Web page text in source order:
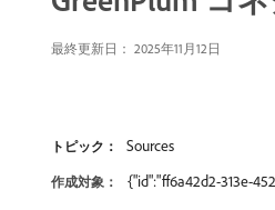
最終更新日： 2025年11月12日
トピック： Sources
作成対象： {"id":"ff6a42d2-313e-